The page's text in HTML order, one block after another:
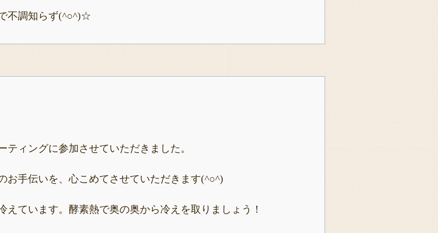
不調知らず(^○^)☆
ティングに参加させていただきました。
お手伝いを、心こめてさせていただきます(^○^)
えています。酵素熱で奥の奥から冷えを取りましょう！